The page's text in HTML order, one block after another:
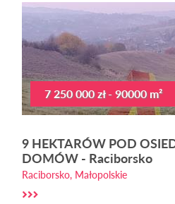
7 250 000 zł - 90000 m²
9 HEKTARÓW POD
DOMÓW - Raciborsko
Raciborsko, Małopolskie